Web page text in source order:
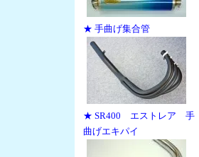
★ 手曲げ集合管
★ SR400 エストレア 手
曲げエキパイ